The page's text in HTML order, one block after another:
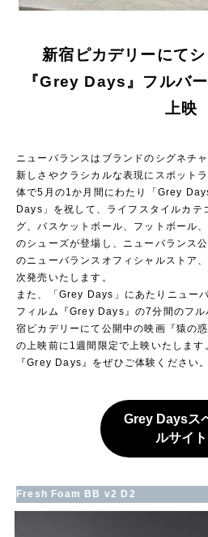
新宿ピカデリーにて
『Grey Days』フルバ
上映
ニューバランスはブランドのシグネチ
新しさやクラシカルな表現にスポット
体で5月の1か月間にわたり「Grey
Days」を祝して、ライフスタイルカテ
グ、バスケットボール、フットボール
のシューズが登場し、ニューバランス
のニューバランスオフィシャルストア
次発売いたします。
また、「Grey Days」にあたりニュー
フィルム『Grey Days』の7分間のフ
宿ピカデリーにて公開中の映画『猿の
の上映前に1週間限定で上映いたしま
『Grey Days』をぜひご体験ください。
Grey Daysス
ルサイト
Fresh Foam BB v2 D2